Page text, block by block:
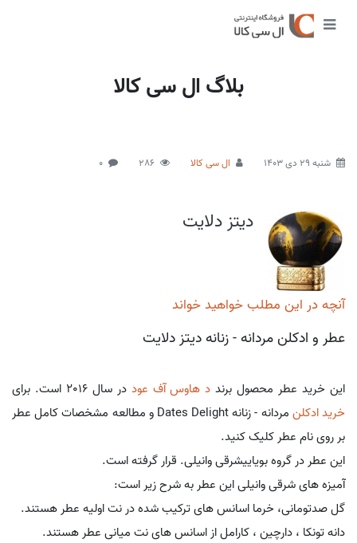
بلاگ ال سی کالا
شنبه 29 دی 1403 ال سی کالا 286
0
دیتز دلایت
آنچه در این مطلب خواهید خواند
عطر و ادکلن مردانه - زنانه دیتز دلایت
این خرید عطر محصول برند د هاوس آف عود در سال 2016 است. برای
خرید ادکلن
مردانه - زنانه Dates Delight و مطالعه مشخصات کامل عطر
بر روی نام عطر کلیک کنید.
این عطر در گروه بویاییشرقی وانیلی. قرار گرفته است.
آمیزه های شرقی وانیلی این عطر به شرح زیر است:
گل صدتومانی، خرما اسانس های ترکیب شده در نت اولیه عطر هستند.
دانه تونکا ، دارچین ، کارامل از اسانس های نت میانی عطر هستند.